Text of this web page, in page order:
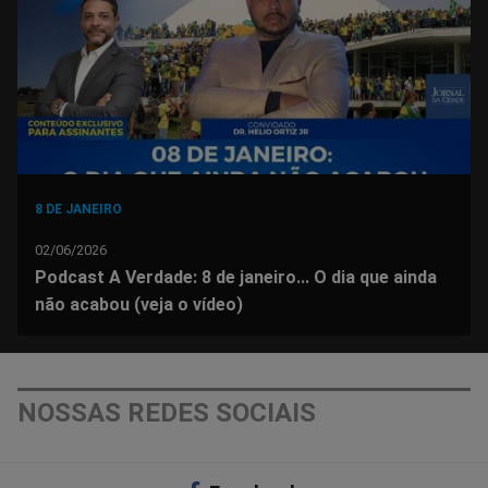
FacebookWhatsappTwitterMessengerTelegramGettr
8 DE JANEIRO
02/06/2026
Podcast A Verdade: 8 de janeiro... O dia que ainda
não acabou (veja o vídeo)
NOSSAS REDES SOCIAIS